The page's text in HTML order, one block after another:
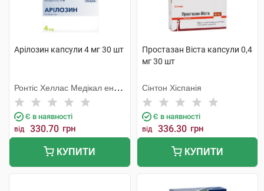
Арілозин капсули 4 мг 30 шт
Ронтіс Хеллас Медікал енд
Фармасьютікал Продактс
С.А.
Є в наявності
від 330.70 грн
КУПИТИ
Простазан Віста капсули 0,4
мг 30 шт
Сінтон Хіспанія
Є в наявності
від 336.30 грн
КУПИТИ